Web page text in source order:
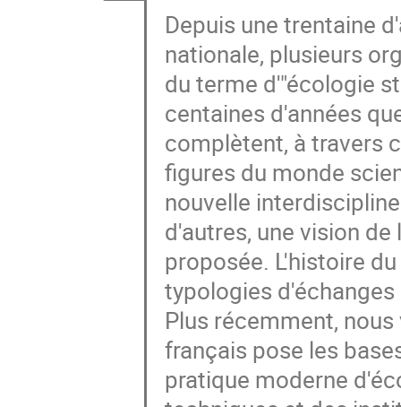
Depuis une trentaine
nationale, plusieurs
du terme d'"écologie
centaines d'années
complètent, à travers
figures du monde
nouvelle
d'autres, une vision
proposée. L'histoire
typologies
Plus récemment,
français pose les
pratique moderne